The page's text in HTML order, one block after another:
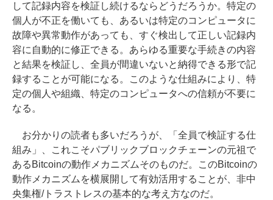
して記録内容を検証し続けるならどうだろうか。特定の
個人が不正を働いても、あるいは特定のコンピュータに
故障や異常動作があっても、すぐ検出して正しい記録内
容に自動的に修正できる。あらゆる重要な手続きの内容
と結果を検証し、全員が間違いないと納得できる形で記
録することが可能になる。このような仕組みにより、特
定の個人や組織、特定のコンピュータへの信頼が不要に
なる。
お分かりの読者も多いだろうが、「全員で検証する仕
組み」、これこそパブリックブロックチェーンの元祖で
あるBitcoinの動作メカニズムそのものだ。このBitcoinの
動作メカニズムを横展開して有効活用することが、非中
央集権/トラストレスの基本的な考え方なのだ。